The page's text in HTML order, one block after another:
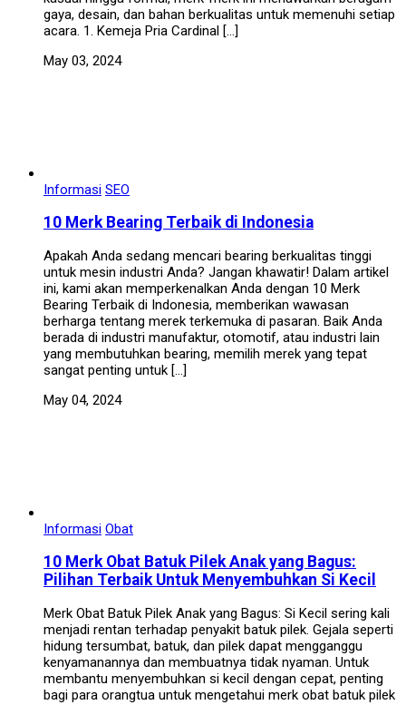
gaya, desain, dan bahan berkualitas untuk memenuhi setiap
acara. 1. Kemeja Pria Cardinal […]
May 03, 2024
Informasi SEO
10 Merk Bearing Terbaik di Indonesia
Apakah Anda sedang mencari bearing berkualitas tinggi
untuk mesin industri Anda? Jangan khawatir! Dalam artikel
ini, kami akan memperkenalkan Anda dengan 10 Merk
Bearing Terbaik di Indonesia, memberikan wawasan
berharga tentang merek terkemuka di pasaran. Baik Anda
berada di industri manufaktur, otomotif, atau industri lain
yang membutuhkan bearing, memilih merek yang tepat
sangat penting untuk […]
May 04, 2024
Informasi Obat
10 Merk Obat Batuk Pilek Anak yang Bagus:
Pilihan Terbaik Untuk Menyembuhkan Si Kecil
Merk Obat Batuk Pilek Anak yang Bagus: Si Kecil sering kali
menjadi rentan terhadap penyakit batuk pilek. Gejala seperti
hidung tersumbat, batuk, dan pilek dapat mengganggu
kenyamanannya dan membuatnya tidak nyaman. Untuk
membantu menyembuhkan si kecil dengan cepat, penting
bagi para orangtua untuk mengetahui merk obat batuk pilek